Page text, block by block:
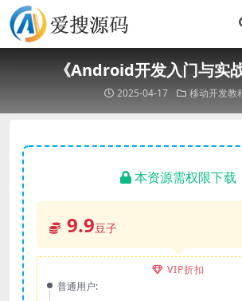
《Android开发入门与实
2025-04-17 移动开发教
本资源需权限下载
9.9豆子
VIP折扣
普通用户: